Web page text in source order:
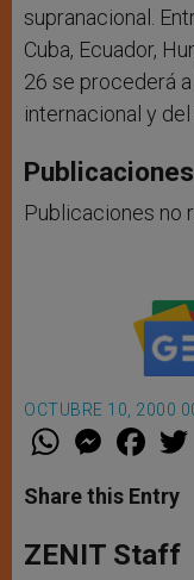
supranacional.
Cuba, Ecuador,
26 se procederá
internacional y
Publicaciones no
OCTUBRE 10, 2000
W
t
s
p
p
M
e
s
e
g
e
F
a
e
b
o
k
Share this Entry
ZENIT Staff